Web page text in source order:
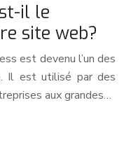
il le
site web?
est devenu l’un des
Il est utilisé par des
aux grandes…